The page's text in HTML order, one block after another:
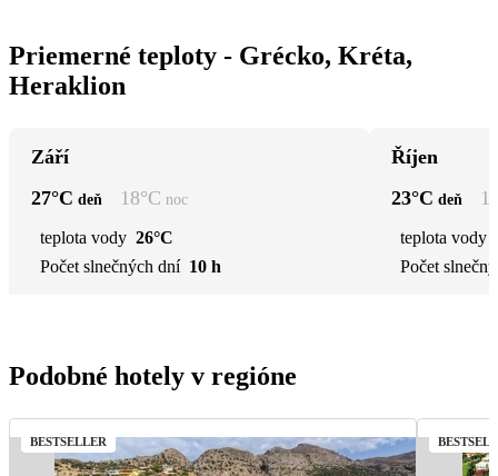
Priemerné teploty - Grécko, Kréta,
Heraklion
Září
27°C deň 18°C noc
teplota vody 26°C
Počet slnečných dní 10 h
Říjen
23°C deň
teplota vody
Počet
Podobné hotely v regióne
BESTSELLER